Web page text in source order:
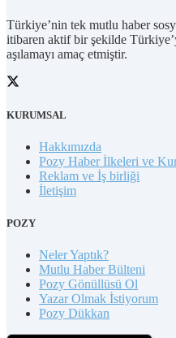
Türkiye’nin tek mutlu haber
itibaren aktif bir şekilde
aşılamayı amaç etmiştir.
KURUMSAL
Hakkımızda
Pozy Haber İlkeleri ve
Reklam ve İş birliği
İletişim
POZY
Neler Yaptık?
Mutlu Haber Bülteni
Pozy Gönüllüsü Ol
Yazar Olmak İstiyorum
Pozy Dükkan